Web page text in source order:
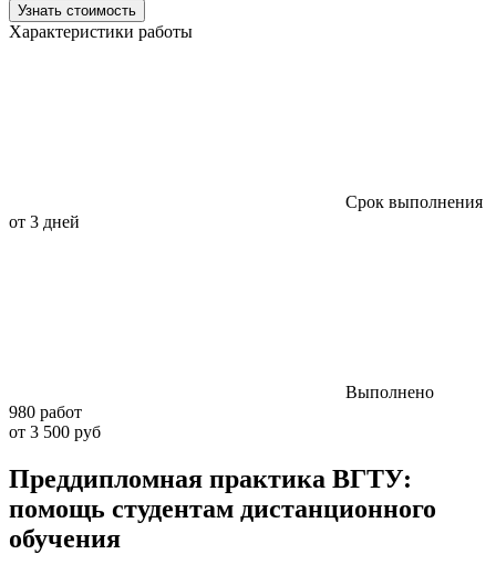
Узнать стоимость
Характеристики работы
Срок выполнения
от 3 дней
Выполнено
980 работ
от 3 500 руб
Преддипломная практика ВГТУ:
помощь студентам дистанционного
обучения